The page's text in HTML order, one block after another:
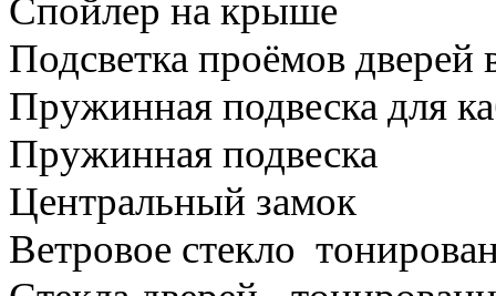
Спойлер на крыше
Подсветка проёмов дверей
Пружинная подвеска для
Пружинная подвеска
Центральный замок
Ветровое стекло